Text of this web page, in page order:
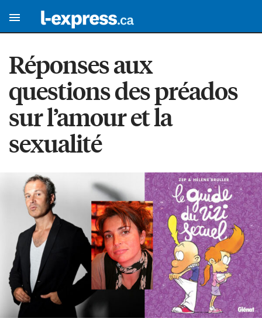
Réponses aux
questions des préados
sur l’amour et la
sexualité